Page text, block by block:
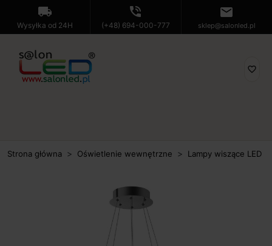
local_shipping
Wysyłka od 24H
phone_in_talk
(+48) 694-000-777
mail
sklep@salonled.pl
favorite_border
Strona główna Oświetlenie wewnętrzne Lampy wiszące LED